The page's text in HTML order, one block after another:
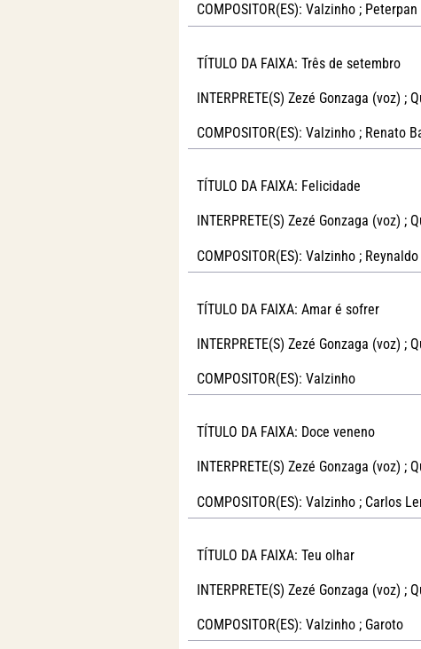
COMPOSITOR(ES): Valzinho ; Peterpan
TÍTULO DA FAIXA: Três de setembro
INTERPRETE(S) Zezé Gonzaga (voz) ;
COMPOSITOR(ES): Valzinho ; Renato
TÍTULO DA FAIXA: Felicidade
INTERPRETE(S) Zezé Gonzaga (voz) ;
COMPOSITOR(ES): Valzinho ;
TÍTULO DA FAIXA: Amar é sofrer
INTERPRETE(S) Zezé Gonzaga (voz) ;
COMPOSITOR(ES): Valzinho
TÍTULO DA FAIXA: Doce veneno
INTERPRETE(S) Zezé Gonzaga (voz) ;
COMPOSITOR(ES): Valzinho ; Carlos
TÍTULO DA FAIXA: Teu olhar
INTERPRETE(S) Zezé Gonzaga (voz) ;
COMPOSITOR(ES): Valzinho ; Garoto